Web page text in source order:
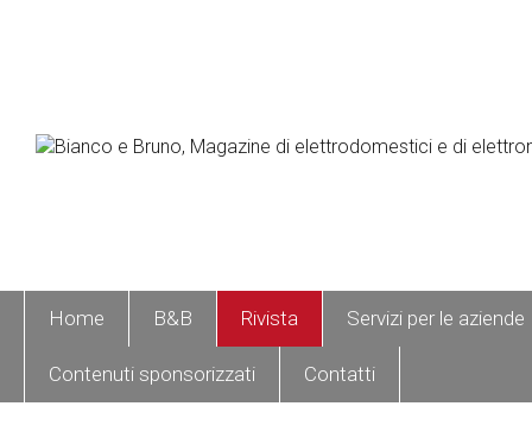
Home B&B Rivista Servizi per le aziende
Contenuti sponsorizzati Contatti